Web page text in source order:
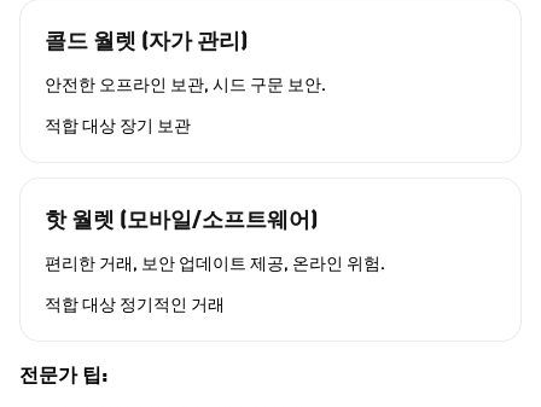
콜드 월렛 (자가 관리)
안전한 오프라인 보관, 시드 구문 보안.
적합 대상 장기 보관
핫 월렛 (모바일/소프트웨어)
편리한 거래, 보안 업데이트 제공, 온라인 위험.
적합 대상 정기적인 거래
전문가 팁: